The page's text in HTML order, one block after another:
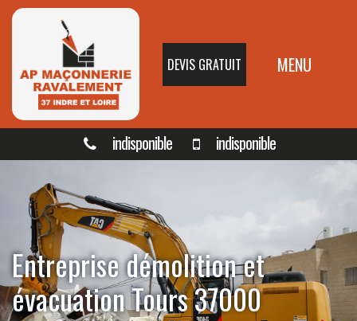
DEVIS GRATUIT MENU
indisponible indisponible
Entreprise démolition et
évacuation Tours 37000